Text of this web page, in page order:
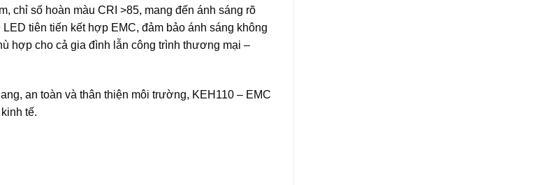
chỉ số hoàn màu CRI >85, mang đến ánh sáng rõ
tiên tiến kết hợp EMC, đảm bảo ánh sáng không
hợp cho cả gia đình lẫn công trình thương mại –
an toàn và thân thiện môi trường, KEH110 – EMC
tế.